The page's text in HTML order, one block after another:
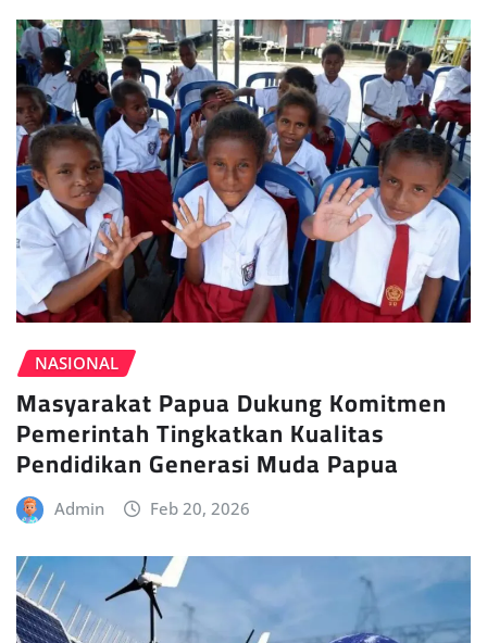
NASIONAL
Masyarakat Papua Dukung Komitmen
Pemerintah Tingkatkan Kualitas
Pendidikan Generasi Muda Papua
Admin Feb 20, 2026